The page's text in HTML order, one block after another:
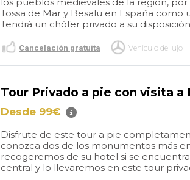
Tossa de Mar y Besalu en España
Tendrá un chófer privado a su
Cancelación gratuita Vehículo de lujo
Tour Privado a pie con visita a
Desde 99€
Disfrute de este tour a pie
conozca dos de los monumentos más
recogeremos de su hotel si se
central y lo llevaremos en este tour